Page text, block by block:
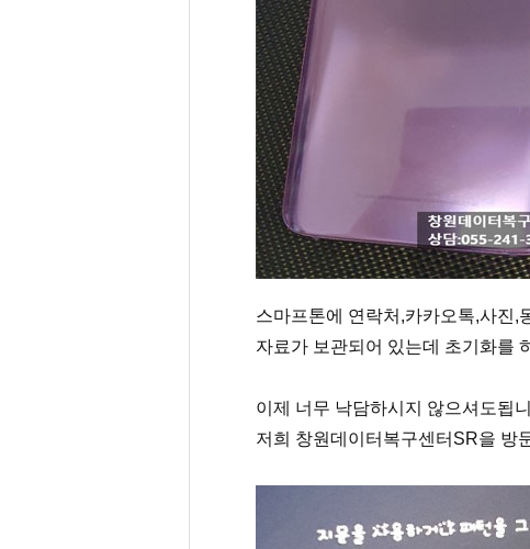
스마프톤에 연락처,카카오톡,사진,
자료가 보관되어 있는데 초기화를
이제 너무 낙담하시지 않으셔도됩
저희 창원데이터복구센터SR을 방